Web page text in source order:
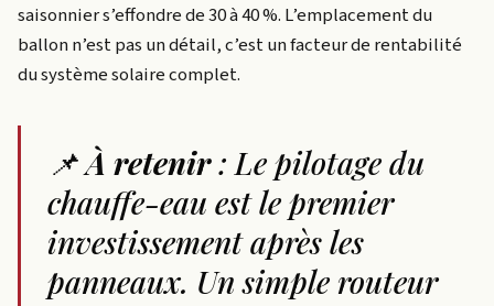
saisonnier s’effondre de 30 à 40 %. L’emplacement du
ballon n’est pas un détail, c’est un facteur de rentabilité
du système solaire complet.
📌À retenir: Le pilotage du
chauffe-eau est le premier
investissement après les
panneaux. Un simple routeur